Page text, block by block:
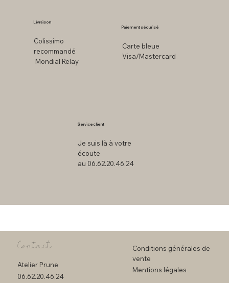
Livraison
Colissimo
recommandé
Mondial Relay
Paiement sécurisé
Carte bleue
Visa/Mastercard
Service client
Je suis là à votre
écoute
au 06.62.20.46.24
Contact
Atelier Prune
06.62.20.46.24
Conditions générales de
vente
Mentions légales